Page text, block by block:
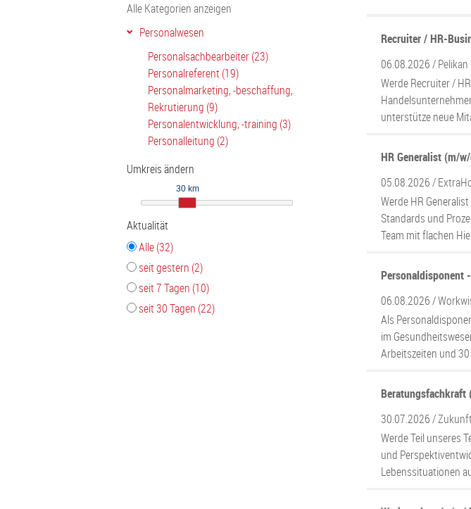
Alle Kategorien anzeigen
Personalwesen
Personalsachbearbeiter (23)
Personalreferent (19)
Personalmarketing, -beschaffung,
Rekrutierung (9)
Personalentwicklung, -training (3)
Personalleitung (2)
Umkreis ändern
30 km
Aktualität
Alle (32)
seit gestern (2)
seit 7 Tagen (10)
seit 30 Tagen (22)
Recruiter / HR-
06.08.2026 /
Werde Recruiter /
unterstütze neue
HR Generalist (m/
05.08.2026 /
Werde HR
Standards und
Team mit flachen
Personaldisponent
06.08.2026 /
Als
im
Arbeitszeiten und
Beratungsfachkraft
30.07.2026 /
Werde Teil unseres
und
Lebenssituationen